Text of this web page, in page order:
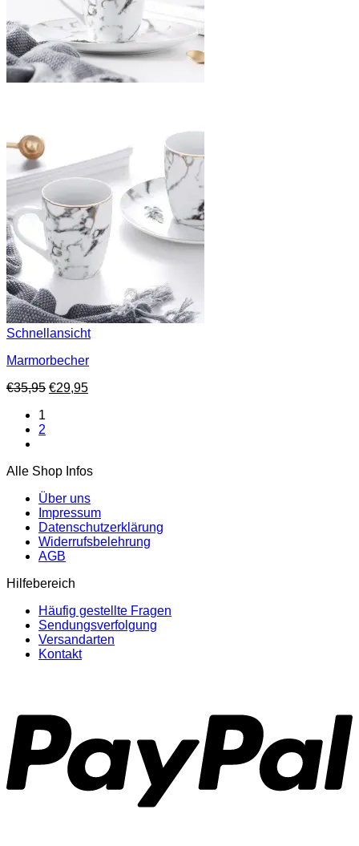
Schnellansicht
Marmorbecher
€35,95 Ursprünglicher
€29,95Aktueller
1
2
Alle Shop Infos
Über uns
Impressum
Datenschutzerklärung
Widerrufsbelehrung
AGB
Hilfebereich
Häufig gestellte Fragen
Sendungsverfolgung
Versandarten
Kontakt